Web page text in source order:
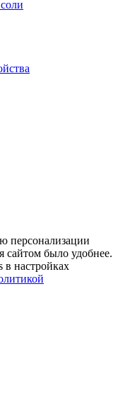
персонализации
сайтом было удобнее.
в настройках